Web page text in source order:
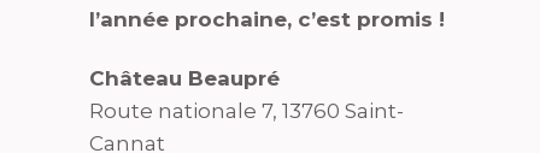
l’année prochaine, c’est promis !
Château Beaupré
Route nationale 7, 13760 Saint-
Cannat